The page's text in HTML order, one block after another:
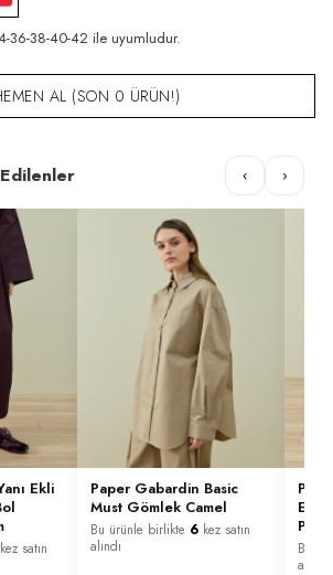
36-38-40-42 ile uyumludur.
AL (SON 0 ÜRÜN!)
‹ ›
Ekli
kez satın
Paper Gabardin Basic
Must Gömlek Camel
Bu ürünle birlikte 6 kez satın
alındı
Bu
alındı